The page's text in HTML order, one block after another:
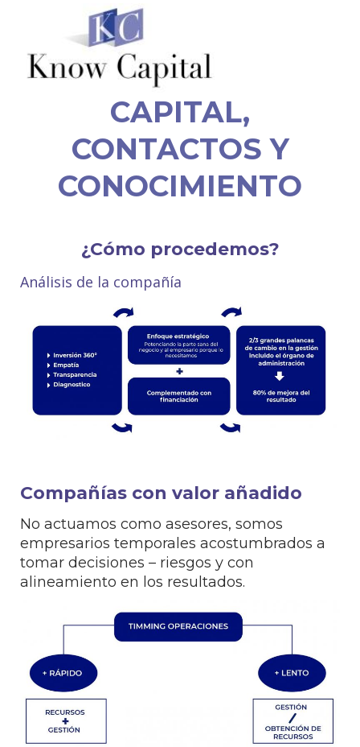
CAPITAL,
CONTACTOS Y
CONOCIMIENTO
¿Cómo procedemos?
Análisis de la compañía
Compañías con valor añadido
No actuamos como asesores, somos
empresarios temporales acostumbrados a
tomar decisiones – riesgos y con
alineamiento en los resultados.